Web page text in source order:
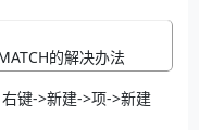
键->新建->项->新建